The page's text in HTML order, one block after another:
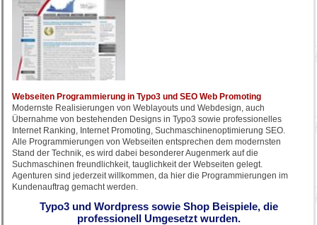
Webseiten Programmierung in Typo3 und SEO Web Promoting
Modernste Realisierungen von Weblayouts und Webdesign, auch
Übernahme von bestehenden Designs in Typo3 sowie professionelles
Internet Ranking, Internet Promoting, Suchmaschinenoptimierung SEO.
Alle Programmierungen von Webseiten entsprechen dem modernsten
Stand der Technik, es wird dabei besonderer Augenmerk auf die
Suchmaschinen freundlichkeit, tauglichkeit der Webseiten gelegt.
Agenturen sind jederzeit willkommen, da hier die Programmierungen im
Kundenauftrag gemacht werden.
Typo3 und Wordpress sowie Shop Beispiele, die
professionell Umgesetzt wurden.